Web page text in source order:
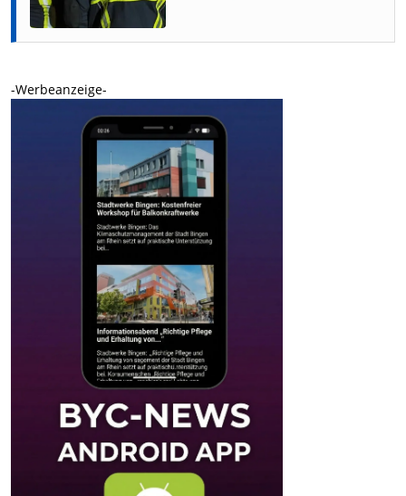
-Werbeanzeige-